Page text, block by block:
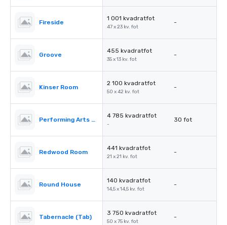
Fireside
1 001 kvadratfot
47 x 23 kv. fot
-
Groove
455 kvadratfot
35 x 13 kv. fot
-
Kinser Room
2 100 kvadratfot
50 x 42 kv. fot
-
Performing Arts Center (PAC)
4 785 kvadratfot
-
30 fot
Redwood Room
441 kvadratfot
21 x 21 kv. fot
-
Round House
140 kvadratfot
14,5 x 14,5 kv. fot
-
Tabernacle (Tab)
3 750 kvadratfot
50 x 75 kv. fot
-